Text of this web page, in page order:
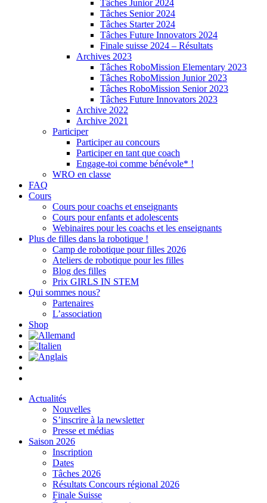
Tâches Junior 2024
Tâches Senior 2024
Tâches Starter 2024
Tâches Future Innovators 2024
Finale suisse 2024 – Résultats
Archives 2023
Tâches RoboMission Elementary 2023
Tâches RoboMission Junior 2023
Tâches RoboMission Senior 2023
Tâches Future Innovators 2023
Archive 2022
Archive 2021
Participer
Participer au concours
Participer en tant que coach
Engage-toi comme bénévole* !
WRO en classe
FAQ
Cours
Cours pour coachs et enseignants
Cours pour enfants et adolescents
Webinaires pour les coachs et les enseignants
Plus de filles dans la robotique !
Camp de robotique pour filles 2026
Ateliers de robotique pour les filles
Blog des filles
Prix GIRLS IN STEM
Qui sommes nous?
Partenaires
L’association
Shop
Actualités
Nouvelles
S’inscrire à la newsletter
Presse et médias
Saison 2026
Inscription
Dates
Tâches 2026
Résultats Concours régional 2026
Finale Suisse